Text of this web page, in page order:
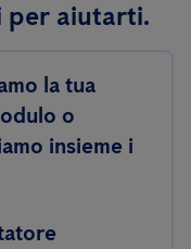
per aiutarti.
la tua
o
insieme i